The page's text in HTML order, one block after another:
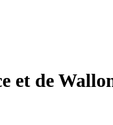
et de